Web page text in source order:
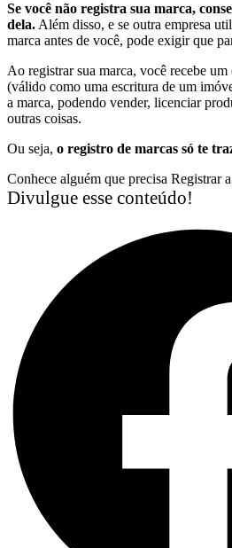
Se você não registra sua marca,
dela. Além disso, e se outra empresa
marca antes de você, pode exigir que
Ao registrar sua marca, você recebe
(válido como uma escritura de um
a marca, podendo vender, licenciar
outras coisas.
Ou seja, o registro de marcas só te
Conhece alguém que precisa Registrar
Divulgue esse conteúdo!